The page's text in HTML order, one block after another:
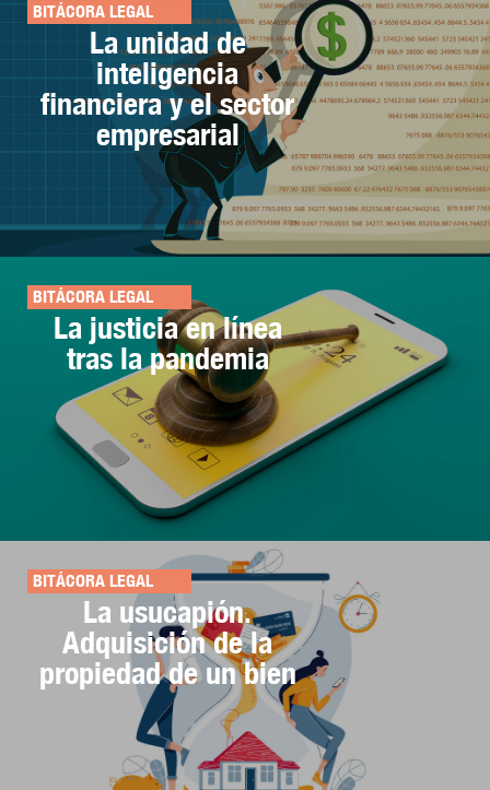
BITÁCORA LEGAL
La unidad de
inteligencia
financiera y el sector
empresarial
BITÁCORA LEGAL
La justicia en línea
tras la pandemia
BITÁCORA LEGAL
La usucapión.
Adquisición de la
propiedad de un bien